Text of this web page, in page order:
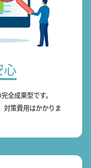
心
全成果型です。
対策費用はかかりま